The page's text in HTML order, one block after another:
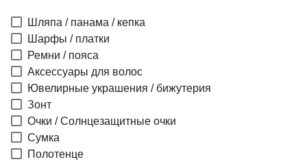
Шляпа / панама / кепка
Шарфы / платки
Ремни / пояса
Аксессуары для волос
Ювелирные украшения / бижутерия
Зонт
Очки / Солнцезащитные очки
Сумка
Полотенце